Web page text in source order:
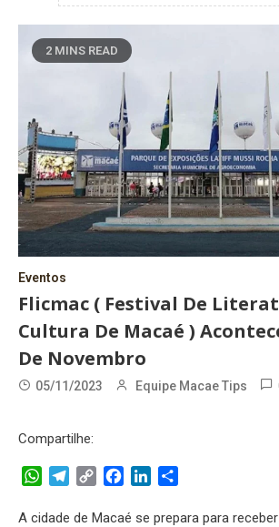
2 MINS READ
Eventos
Flicmac ( Festival De
Cultura De Macaé )
De Novembro
05/11/2023 Equipe Macae Tips
Compartilhe:
WhatsApp
Telegram
Copy
FacebookLinkedIn
A cidade de Macaé se prepara para